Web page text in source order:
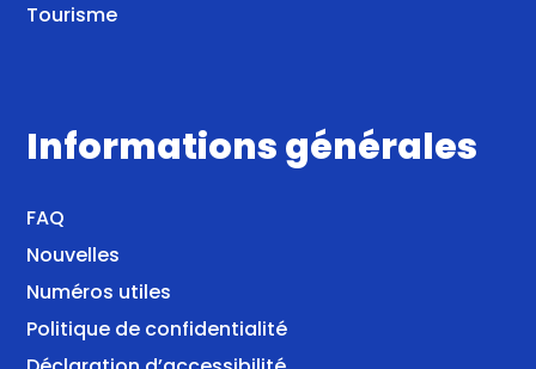
Tourisme
Informations générales
FAQ
Nouvelles
Numéros utiles
Politique de confidentialité